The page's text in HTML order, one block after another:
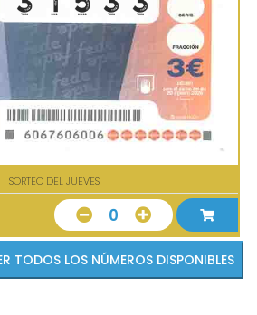
SORTEO DEL JUEVES
0
VER TODOS LOS NÚMEROS DISPONIBLES